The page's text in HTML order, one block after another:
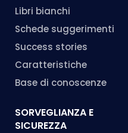
Libri bianchi
Schede suggerimenti
Success stories
Caratteristiche
Base di conoscenze
SORVEGLIANZA E
SICUREZZA